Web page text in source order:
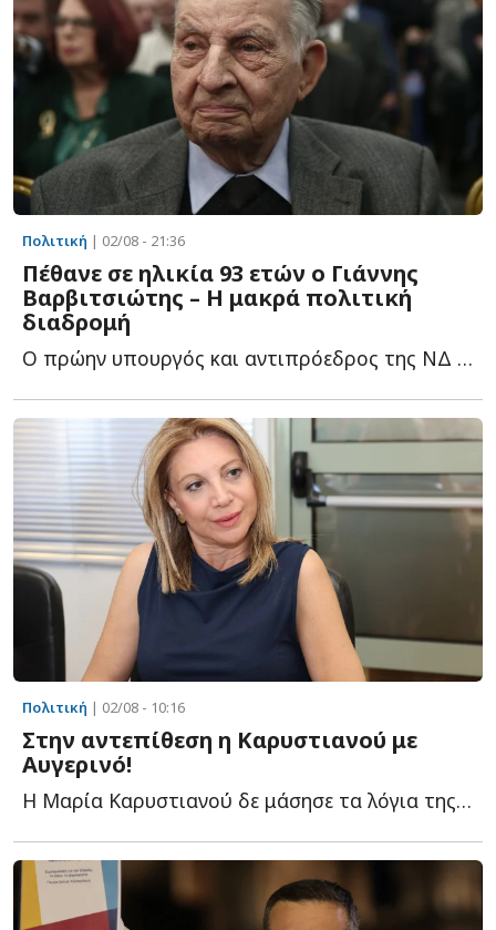
Πολιτική | 02/08 - 21:36
Πέθανε σε ηλικία 93 ετών ο Γιάννης
Βαρβιτσιώτης – Η μακρά πολιτική
διαδρομή
Ο πρώην υπουργός και αντιπρόεδρος της ΝΔ πέθανε την η...
Πολιτική | 02/08 - 10:16
Στην αντεπίθεση η Καρυστιανού με
Αυγερινό!
Η Μαρία Καρυστιανού δε μάσησε τα λόγια της για την αιφνίδια α...